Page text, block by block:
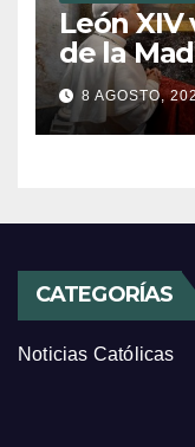
León XIV
de la
Consejo
8 AGOSTO,
CATEGORÍAS
Noticias Católicas